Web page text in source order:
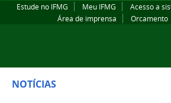
Estude no IFMG Meu IFMG Acesso a
Área de imprensa
Orcamento
NOTÍCIAS